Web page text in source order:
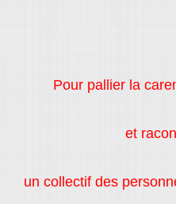
Pour pallier la
et
un collectif des